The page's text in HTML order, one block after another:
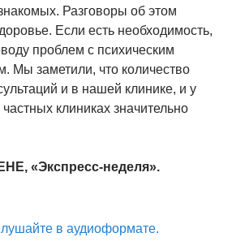
Разговоры об этом
Если есть необходимость,
проблем с психическим
Мы заметили, что количество
и в нашей клинике, и у
клиниках значительно
«Экспресс-неделя».
в аудиоформате.